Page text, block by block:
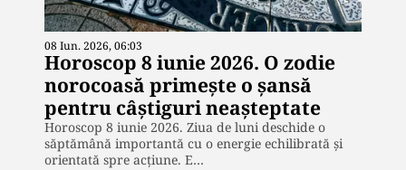
08 Iun. 2026, 06:03
Horoscop 8 iunie 2026. O zodie
norocoasă primește o șansă
pentru câștiguri neașteptate
Horoscop 8 iunie 2026. Ziua de luni deschide o
săptămână importantă cu o energie echilibrată și
orientată spre acțiune. E…